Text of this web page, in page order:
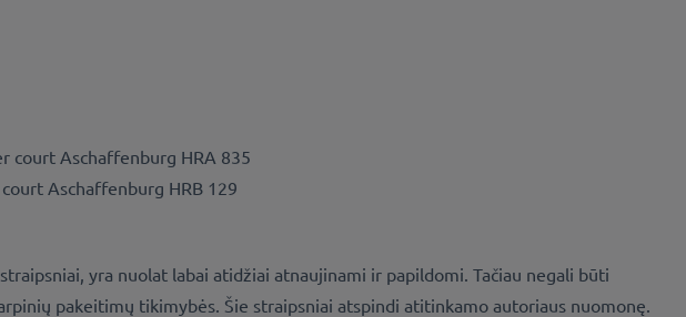
court Aschaffenburg HRA 835
Aschaffenburg HRB 129
yra nuolat labai atidžiai atnaujinami ir papildomi. Tačiau negali būti
pakeitimų tikimybės. Šie straipsniai atspindi atitinkamo autoriaus nuomonę.